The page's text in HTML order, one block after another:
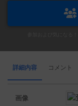
詳細内容 コメント
画像